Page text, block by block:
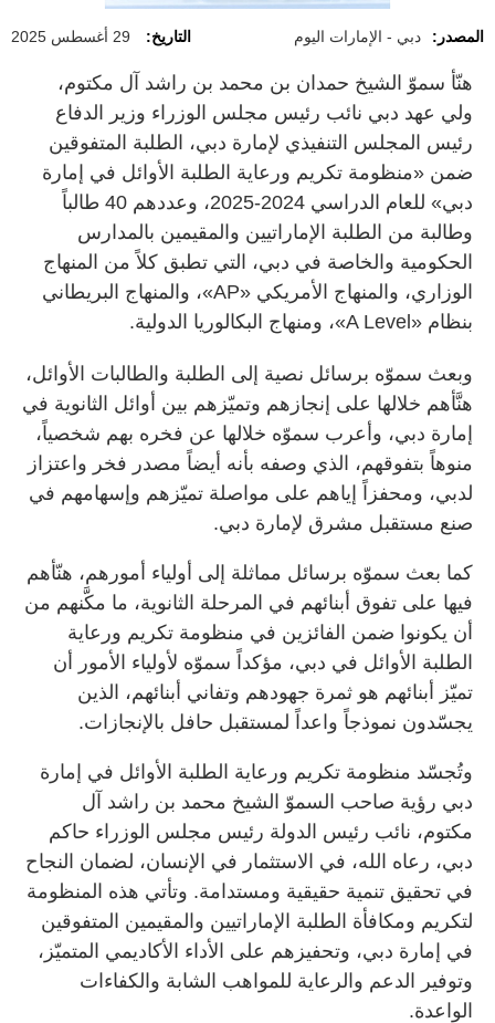
المصدر: دبي - الإمارات اليوم التاريخ: 29 أغسطس 2025
هنّأ سموّ الشيخ حمدان بن محمد بن راشد آل مكتوم،
ولي عهد دبي نائب رئيس مجلس الوزراء وزير الدفاع
رئيس المجلس التنفيذي لإمارة دبي، الطلبة المتفوقين
ضمن «منظومة تكريم ورعاية الطلبة الأوائل في إمارة
دبي» للعام الدراسي 2024-2025، وعددهم 40 طالباً
وطالبة من الطلبة الإماراتيين والمقيمين بالمدارس
الحكومية والخاصة في دبي، التي تطبق كلاً من المنهاج
الوزاري، والمنهاج الأمريكي «AP»، والمنهاج البريطاني
بنظام «A Level»، ومنهاج البكالوريا الدولية.
وبعث سموّه برسائل نصية إلى الطلبة والطالبات الأوائل،
هنَّأهم خلالها على إنجازهم وتميّزهم بين أوائل الثانوية في
إمارة دبي، وأعرب سموّه خلالها عن فخره بهم شخصياً،
منوهاً بتفوقهم، الذي وصفه بأنه أيضاً مصدر فخر واعتزاز
لدبي، ومحفزاً إياهم على مواصلة تميّزهم وإسهامهم في
صنع مستقبل مشرق لإمارة دبي.
كما بعث سموّه برسائل مماثلة إلى أولياء أمورهم، هنّأهم
فيها على تفوق أبنائهم في المرحلة الثانوية، ما مكَّنهم من
أن يكونوا ضمن الفائزين في منظومة تكريم ورعاية
الطلبة الأوائل في دبي، مؤكداً سموّه لأولياء الأمور أن
تميّز أبنائهم هو ثمرة جهودهم وتفاني أبنائهم، الذين
يجسّدون نموذجاً واعداً لمستقبل حافل بالإنجازات.
وتُجسّد منظومة تكريم ورعاية الطلبة الأوائل في إمارة
دبي رؤية صاحب السموّ الشيخ محمد بن راشد آل
مكتوم، نائب رئيس الدولة رئيس مجلس الوزراء حاكم
دبي، رعاه الله، في الاستثمار في الإنسان، لضمان النجاح
في تحقيق تنمية حقيقية ومستدامة. وتأتي هذه المنظومة
لتكريم ومكافأة الطلبة الإماراتيين والمقيمين المتفوقين
في إمارة دبي، وتحفيزهم على الأداء الأكاديمي المتميّز،
وتوفير الدعم والرعاية للمواهب الشابة والكفاءات
الواعدة.